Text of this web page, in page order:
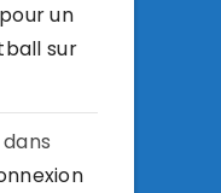
un
sur
dans